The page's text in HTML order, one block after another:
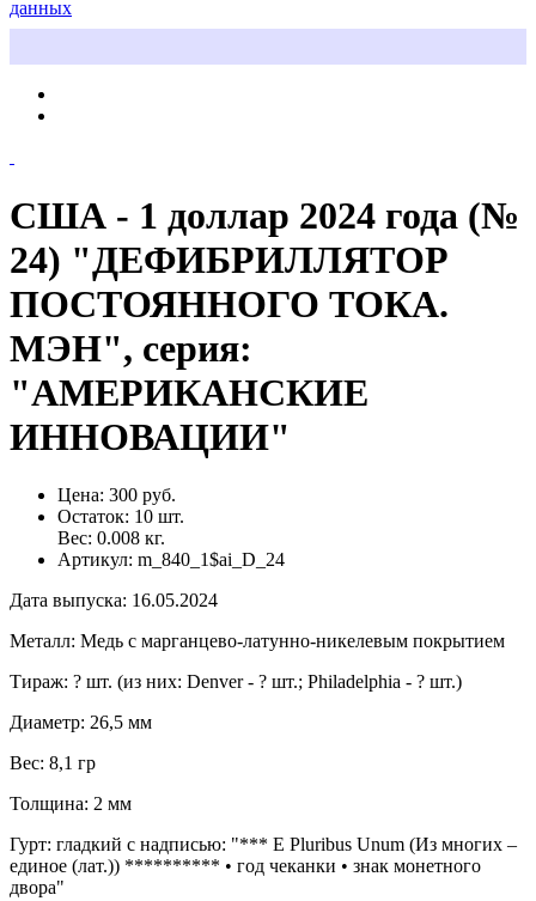
данных
США - 1 доллар 2024 года (№
24) "ДЕФИБРИЛЛЯТОР
ПОСТОЯННОГО ТОКА.
МЭН", серия:
"АМЕРИКАНСКИЕ
ИННОВАЦИИ"
Цена: 300 руб.
Остаток: 10 шт.
Вес: 0.008 кг.
Артикул: m_840_1$ai_D_24
Дата выпуска: 16.05.2024
Металл: Медь с марганцево-латунно-никелевым покрытием
Тираж: ? шт. (из них: Denver - ? шт.; Philadelphia - ? шт.)
Диаметр: 26,5 мм
Вес: 8,1 гр
Толщина: 2 мм
Гурт: гладкий с надписью: "*** E Pluribus Unum (Из многих –
единое (лат.)) ********** • год чеканки • знак монетного
двора"